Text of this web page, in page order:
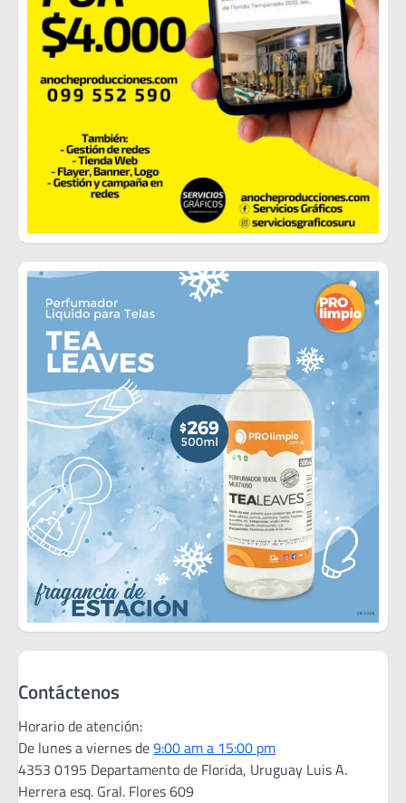
Contáctenos
Horario de atención:
De lunes a viernes de9:00 am a 15:00 pm
4353 0195 Departamento de Florida, Uruguay Luis A.
Herrera esq. Gral. Flores 609